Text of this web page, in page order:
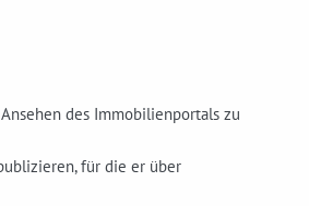
des Immobilienportals zu
für die er über